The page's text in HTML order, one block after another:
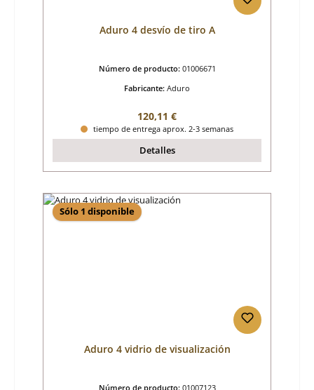
Aduro 4 desvío de tiro A
Número de producto: 01006671
Fabricante: Aduro
Precio normal:
120,11 €
tiempo de entrega aprox. 2-3 semanas
Detalles
Sólo 1 disponible
Aduro 4 vidrio de visualización
Número de producto: 01007123